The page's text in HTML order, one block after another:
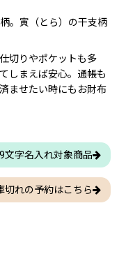
。寅（とら）の干支柄
切りやポケットも多
しまえば安心。通帳も
ませたい時にもお財布
9文字名入れ対象商品
切れの予約はこちら